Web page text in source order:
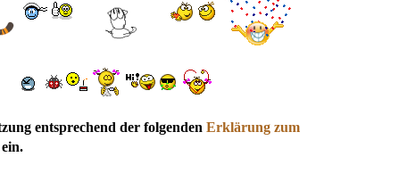
entsprechend der folgenden Erklärung zum
ein.